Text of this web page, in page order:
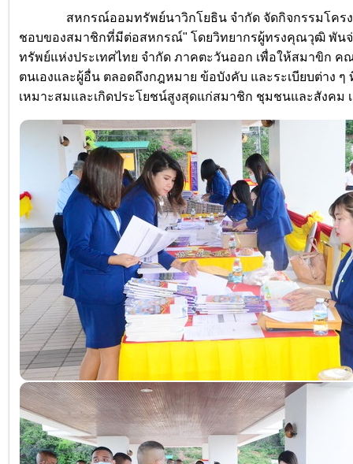
สหกรณ์ออมทรัพย์นาวิกโยธิน จำกัด จัดกิจกรรมโคร
ชอบของสมาชิกที่มีต่อสหกรณ์" โดยวิทยากรผู้ทรงคุณวุฒิ พั
ทรัพย์แห่งประเทศไทย จำกัด ภาคตะวันออก เพื่อให้สมาขิก
ตนเองและผู้อื่น ตลอดถึงกฎหมาย ข้อบังคับ และระเบียบต่าง
เหมาะสมและเกิดประโยชน์สูงสุดแก่สมาชิก ชุมชนและสังคม